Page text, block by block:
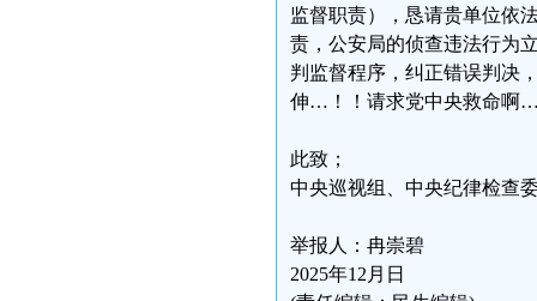
监督职责），恳请贵单位依
责，公安局的侦查违法行为
判监督程序，纠正错误判决
伸…！！请求党中央救命啊
此致；
中央巡视组、中央纪律检查
举报人：冉崇碧
2025年12月日